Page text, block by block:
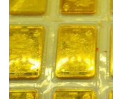
Âm nhạc
Di sản